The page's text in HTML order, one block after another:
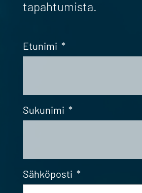
tapahtumista.
Etunimi *
Sukunimi *
Sähköposti *